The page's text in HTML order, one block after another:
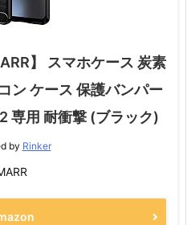
】 スマホケース 炭素
ン ケース 保護バンパー
専用 耐衝撃 (ブラック)
by Rinker